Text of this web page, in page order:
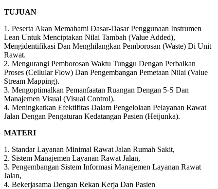
TUJUAN
1. Peserta Akan Memahami Dasar-Dasar Penggunaan Instrumen
Lean Untuk Menciptakan Nilai Tambah (Value Added),
Mengidentifikasi Dan Menghilangkan Pemborosan (Waste) Di Unit
Rawat.
2. Mengurangi Pemborosan Waktu Tunggu Dengan Perbaikan
Proses (Cellular Flow) Dan Pengembangan Pemetaan Nilai (Value
Stream Mapping).
3. Mengoptimalkan Pemanfaatan Ruangan Dengan 5-S Dan
Manajemen Visual (Visual Control).
4. Meningkatkan Efektifitas Dalam Pengelolaan Pelayanan Rawat
Jalan Dengan Pengaturan Kedatangan Pasien (Heijunka).
MATERI
1. Standar Layanan Minimal Rawat Jalan Rumah Sakit,
2. Sistem Manajemen Layanan Rawat Jalan,
3. Pengembangan Sistem Informasi Manajemen Layanan Rawat
Jalan,
4. Bekerjasama Dengan Rekan Kerja Dan Pasien